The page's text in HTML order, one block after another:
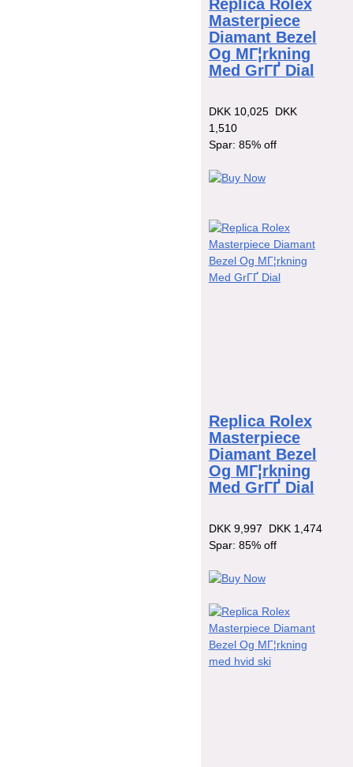
Replica Rolex
Masterpiece
Diamant Bezel
Og MГ¦rkning
Med GrГҐ Dial
DKK 10,025 DKK
1,510
Spar: 85% off
Replica Rolex
Masterpiece
Diamant Bezel
Og MГ¦rkning
Med GrГҐ Dial
DKK 9,997
DKK 1,474
Spar: 85% off